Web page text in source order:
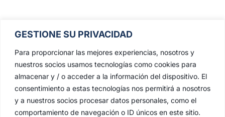
GESTIONE SU PRIVACIDAD
Para proporcionar las mejores experiencias, nosotros y
nuestros socios usamos tecnologías como cookies para
almacenar y / o acceder a la información del dispositivo. El
consentimiento a estas tecnologías nos permitirá a nosotros
y a nuestros socios procesar datos personales, como el
comportamiento de navegación o ID únicos en este sitio.